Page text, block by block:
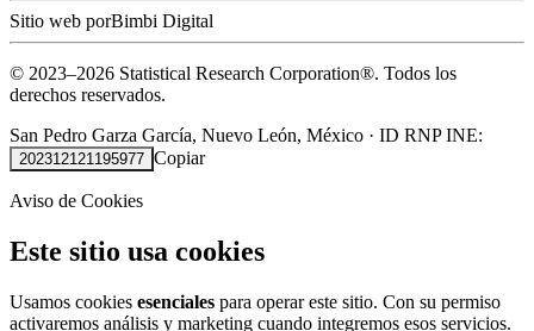
Sitio web porBimbi Digital
© 2023–2026 Statistical Research Corporation®. Todos los
derechos reservados.
San Pedro Garza García, Nuevo León, México · ID RNP INE:
202312121195977 Copiar
Aviso de Cookies
Este sitio usa cookies
Usamos cookies esenciales para operar este sitio. Con su permiso
activaremos análisis y marketing cuando integremos esos servicios.